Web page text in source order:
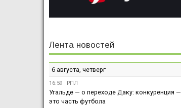
Лента новостей
6 августа, четверг
16:59 РПЛ
Угальде — о переходе Даку: конкуренция —
это часть футбола